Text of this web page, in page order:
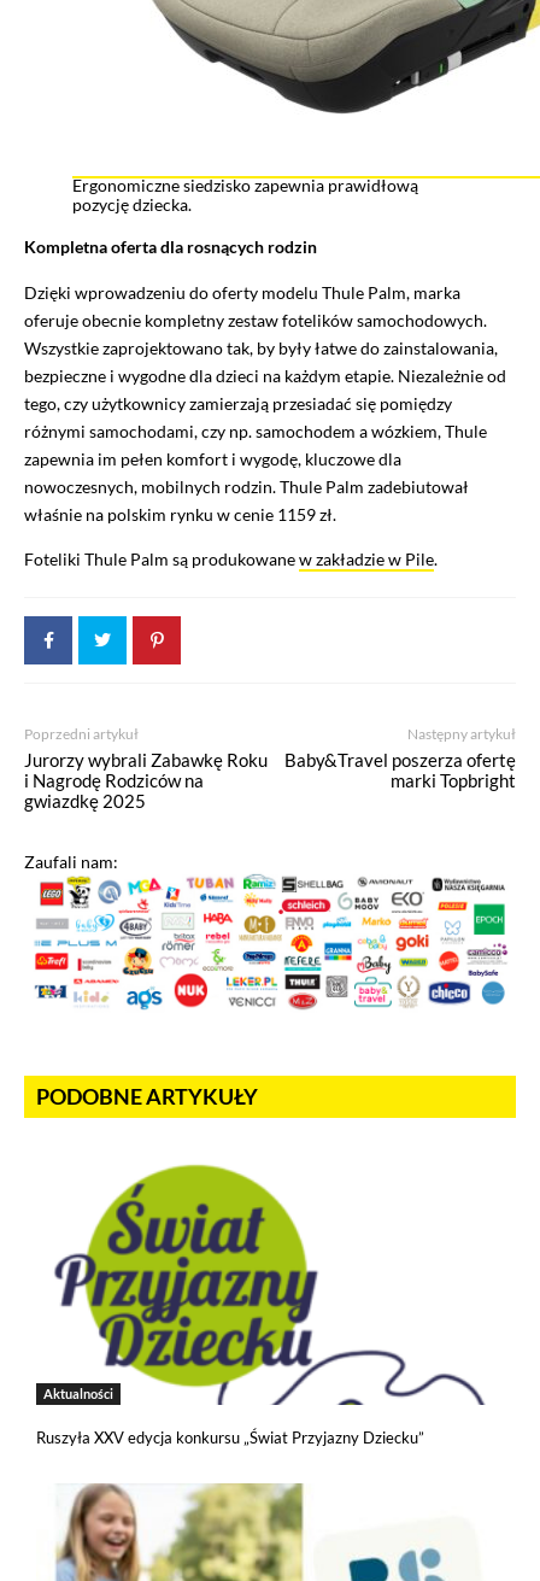
Ergonomiczne siedzisko zapewnia prawidłową
pozycję dziecka.
Kompletna oferta dla rosnących rodzin
Dzięki wprowadzeniu do oferty modelu Thule Palm, marka
oferuje obecnie kompletny zestaw fotelików samochodowych.
Wszystkie zaprojektowano tak, by były łatwe do zainstalowania,
bezpieczne i wygodne dla dzieci na każdym etapie. Niezależnie od
tego, czy użytkownicy zamierzają przesiadać się pomiędzy
różnymi samochodami, czy np. samochodem a wózkiem, Thule
zapewnia im pełen komfort i wygodę, kluczowe dla
nowoczesnych, mobilnych rodzin. Thule Palm zadebiutował
właśnie na polskim rynku w cenie 1159 zł.
Foteliki Thule Palm są produkowanew zakładzie w Pile.
Poprzedni artykuł
Jurorzy wybrali Zabawkę Roku
i Nagrodę Rodziców na
gwiazdkę 2025
Następny artykuł
Baby&Travel poszerza ofertę
marki Topbright
Zaufali nam:
PODOBNE ARTYKUŁY
Aktualności
Ruszyła XXV edycja konkursu „Świat Przyjazny Dziecku”